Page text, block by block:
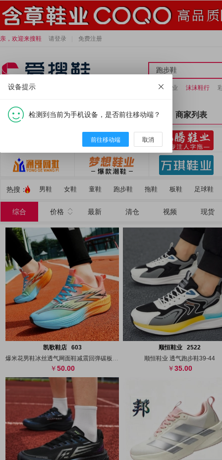
亲，欢迎来搜鞋 请登录 免费注册
足顺达鞋业 沫沫鞋行
全部分类 首页 商家列表
热搜： 男鞋 女鞋 童鞋 跑步鞋 拖鞋 板鞋 足球鞋
综合 价格 最新 清仓 视频 现货
代发
凯歌鞋店 603
爆米花男鞋冰丝透气网面鞋减震回弹碳板运动
50.00
代发
顺恒鞋业 2522
顺恒鞋业 透气跑步鞋39-44
35.00
设备提示
检测到当前为手机设备，是否前往移动端？
前往移动端 取消